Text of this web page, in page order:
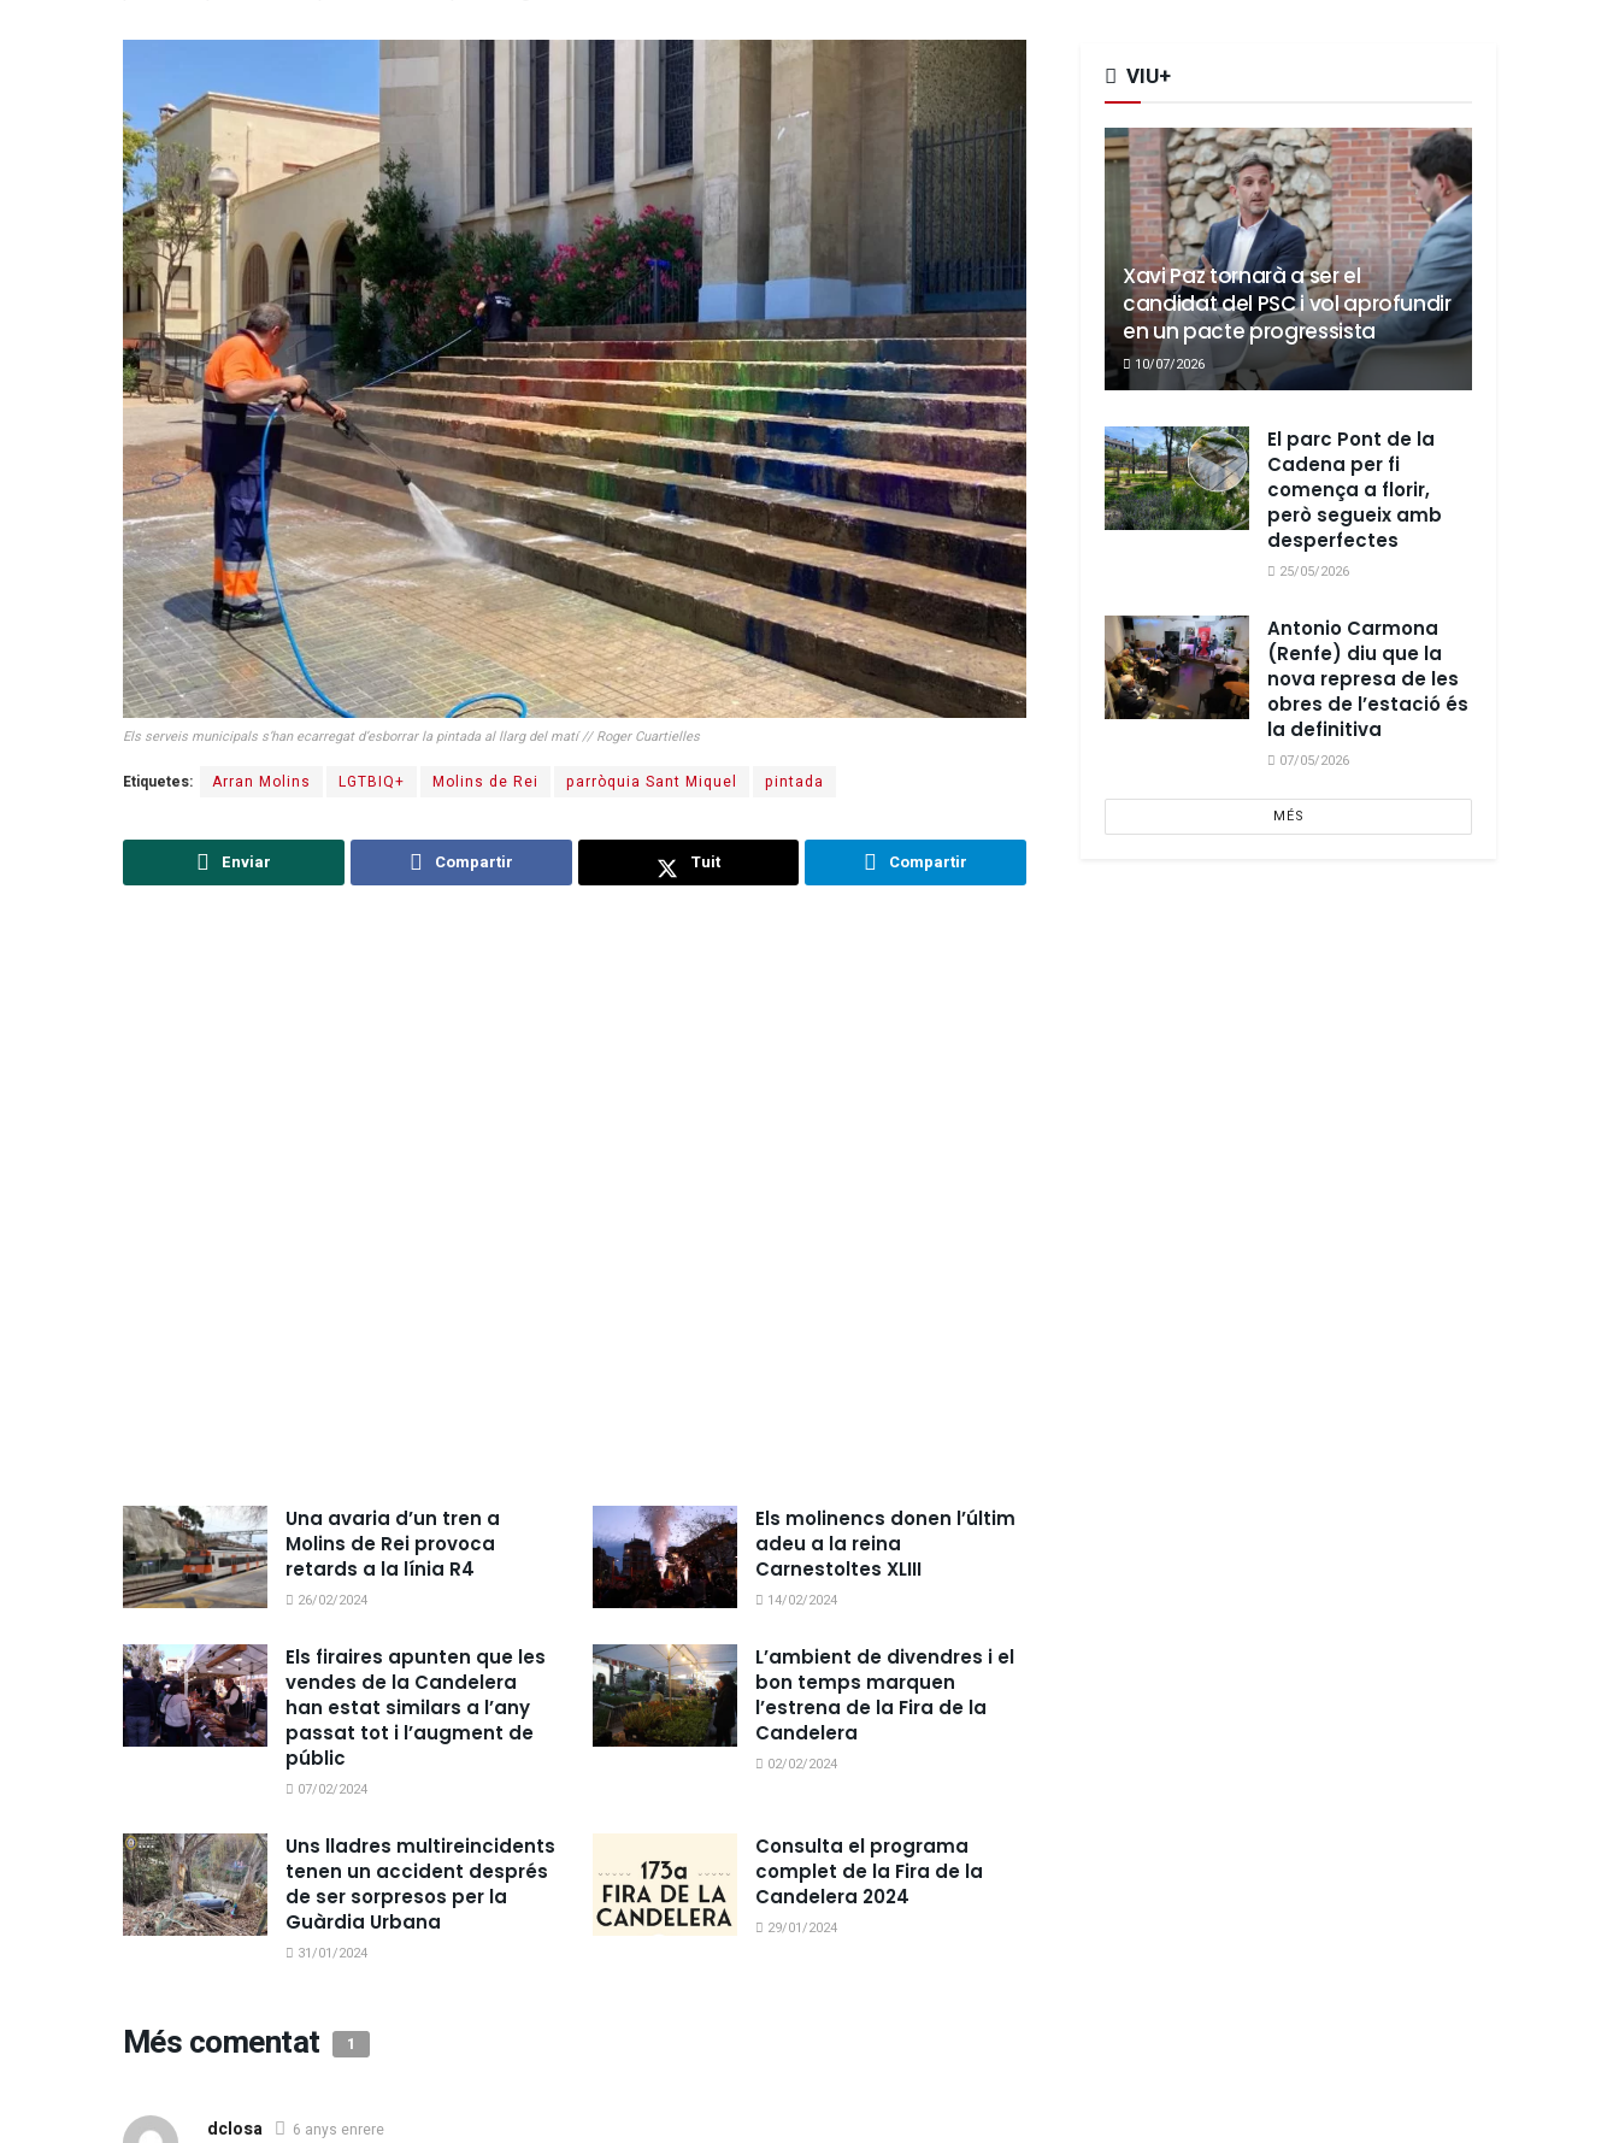
Els serveis municipals s’han ecarregat d’esborrar la pintada al llarg del matí // Roger Cuartielles
Etiquetes: Arran Molins LGTBIQ+ Molins de Rei parròquia Sant Miquel pintada
Enviar Compartir Tuit Compartir
Una avaria d’un tren a
Molins de Rei provoca
retards a la línia R4
26/02/2024
Els molinencs donen l’últim
adeu a la reina
Carnestoltes XLIII
14/02/2024
Els firaires apunten que les
vendes de la Candelera
han estat similars a l’any
passat tot i l’augment de
públic
07/02/2024
L’ambient de divendres i el
bon temps marquen
l’estrena de la Fira de la
Candelera
02/02/2024
Uns lladres multireincidents
tenen un accident després
de ser sorpresos per la
Guàrdia Urbana
31/01/2024
Consulta el programa
complet de la Fira de la
Candelera 2024
29/01/2024
Més comentat 1
dclosa 6 anys enrere
VIU+
Xavi Paz tornarà a ser el
candidat del PSC i vol aprofundir
en un pacte progressista
10/07/2026
El parc Pont de la
Cadena per fi
comença a florir,
però segueix amb
desperfectes
25/05/2026
Antonio Carmona
(Renfe) diu que la
nova represa de les
obres de l’estació és
la definitiva
07/05/2026
MÉS